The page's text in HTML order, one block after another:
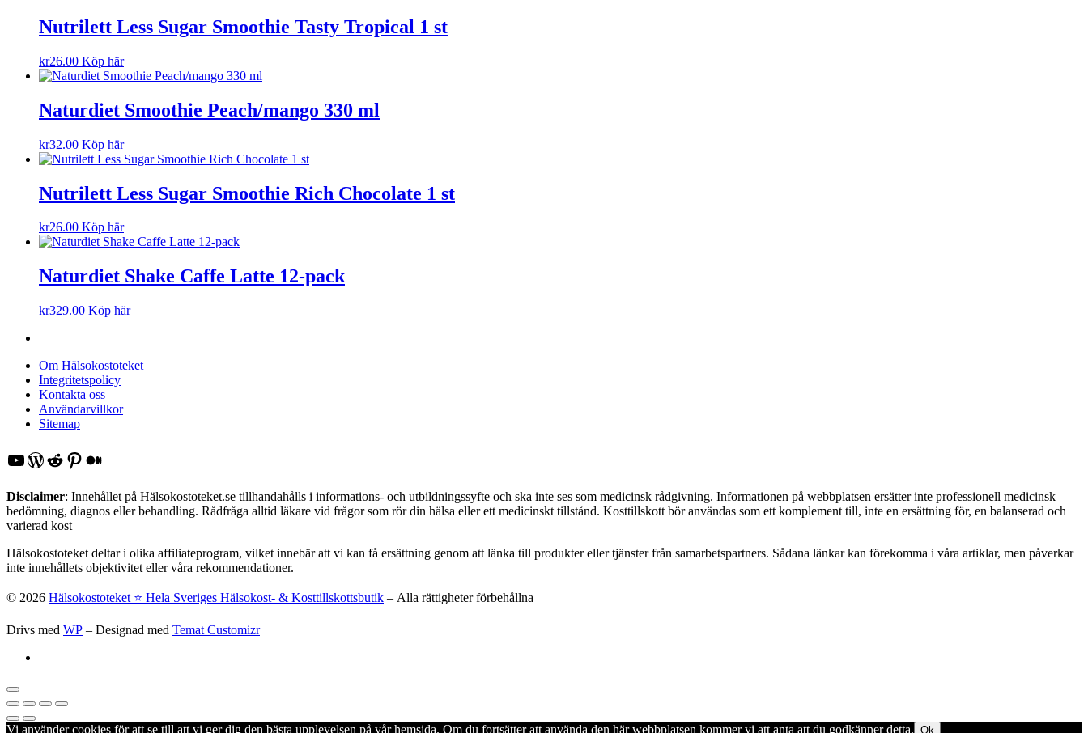
Nutrilett Less Sugar Smoothie Tasty Tropical 1 st
kr26.00 Köp här
Naturdiet Smoothie Peach/mango 330 ml
kr32.00 Köp här
Nutrilett Less Sugar Smoothie Rich Chocolate 1 st
kr26.00 Köp här
Naturdiet Shake Caffe Latte 12-pack
kr329.00 Köp här
Om Hälsokostoteket
Integritetspolicy
Kontakta oss
Användarvillkor
Sitemap
YouTube
WordPress
Reddit
Pinterest
Medium
Disclaimer: Innehållet på Hälsokostoteket.se tillhandahålls i informations- och utbildningssyfte och ska inte ses som medicinsk rådgivning. Informationen på webbplatsen ersätter inte professionell medicinsk
bedömning, diagnos eller behandling. Rådfråga alltid läkare vid frågor som rör din hälsa eller ett medicinskt tillstånd. Kosttillskott bör användas som ett komplement till, inte en ersättning för, en balanserad och
varierad kost
Hälsokostoteket deltar i olika affiliateprogram, vilket innebär att vi kan få ersättning genom att länka till produkter eller tjänster från samarbetspartners. Sådana länkar kan förekomma i våra artiklar, men påverkar
inte innehållets objektivitet eller våra rekommendationer.
© 2026 Hälsokostoteket ⭐️ Hela Sveriges Hälsokost- & Kosttillskottsbutik – Alla rättigheter förbehållna
Drivs med WP – Designad med Temat Customizr
Vi använder cookies för att se till att vi ger dig den bästa upplevelsen på vår hemsida. Om du fortsätter att använda den här webbplatsen kommer vi att anta att du godkänner detta. Ok